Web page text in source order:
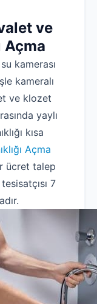
ve
Açma
kamerası
kameralı
ve klozet
yaylı
kısa
Açma
ücret talep
7